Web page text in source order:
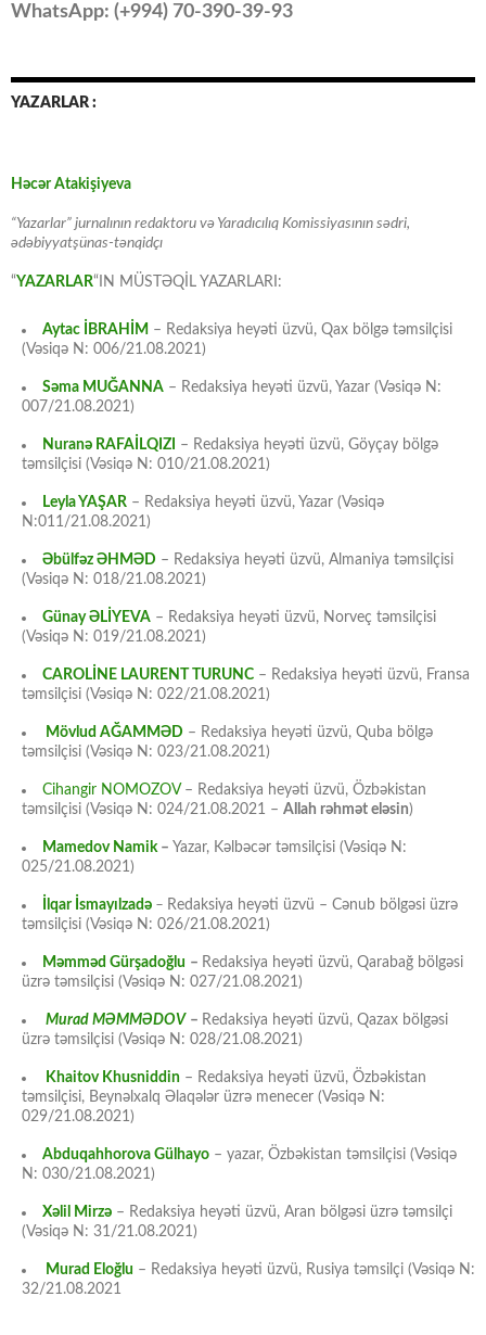
WhatsApp: (+994) 70-390-39-93
YAZARLAR :
Həcər Atakişiyeva
“Yazarlar” jurnalının redaktoru və Yaradıcılıq Komissiyasının sədri,
ədəbiyyatşünas-tənqidçı
“YAZARLAR“IN MÜSTƏQİL YAZARLARI:
Aytac İBRAHİM – Redaksiya heyəti üzvü, Qax bölgə təmsilçisi
(Vəsiqə N: 006/21.08.2021)
Səma MUĞANNA – Redaksiya heyəti üzvü, Yazar (Vəsiqə N:
007/21.08.2021)
Nuranə RAFAİLQIZI
– Redaksiya heyəti üzvü, Göyçay bölgə
təmsilçisi (Vəsiqə N: 010/21.08.2021)
Leyla YAŞAR – Redaksiya heyəti üzvü, Yazar (Vəsiqə
N:011/21.08.2021)
Əbülfəz ƏHMƏD – Redaksiya heyəti üzvü, Almaniya təmsilçisi
(Vəsiqə N: 018/21.08.2021)
Günay ƏLİYEVA – Redaksiya heyəti üzvü, Norveç təmsilçisi
(Vəsiqə N: 019/21.08.2021)
CAROLİNE LAURENT TURUNC – Redaksiya heyəti üzvü, Fransa
təmsilçisi (Vəsiqə N: 022/21.08.2021)
Mövlud AĞAMMƏD – Redaksiya heyəti üzvü, Quba bölgə
təmsilçisi (Vəsiqə N: 023/21.08.2021)
Cihangir NOMOZOV– Redaksiya heyəti üzvü, Özbəkistan
təmsilçisi (Vəsiqə N: 024/21.08.2021 – Allah rəhmət eləsin)
Mamedov Namik– Yazar, Kəlbəcər təmsilçisi (Vəsiqə N:
025/21.08.2021)
İlqar İsmayılzadə – Redaksiya heyəti üzvü – Cənub bölgəsi üzrə
təmsilçisi (Vəsiqə N: 026/21.08.2021)
Məmməd Gürşadoğlu – Redaksiya heyəti üzvü, Qarabağ bölgəsi
üzrə təmsilçisi (Vəsiqə N: 027/21.08.2021)
Murad MƏMMƏDOV – Redaksiya heyəti üzvü, Qazax bölgəsi
üzrə təmsilçisi (Vəsiqə N: 028/21.08.2021)
Khaitov Khusniddin – Redaksiya heyəti üzvü, Özbəkistan
təmsilçisi, Beynəlxalq Əlaqələr üzrə menecer (Vəsiqə N:
029/21.08.2021)
Abduqahhorova Gülhayo – yazar, Özbəkistan təmsilçisi (Vəsiqə
N: 030/21.08.2021)
Xəlil Mirzə – Redaksiya heyəti üzvü, Aran bölgəsi üzrə təmsilçi
(Vəsiqə N: 31/21.08.2021)
Murad Eloğlu – Redaksiya heyəti üzvü, Rusiya təmsilçi (Vəsiqə N:
32/21.08.2021